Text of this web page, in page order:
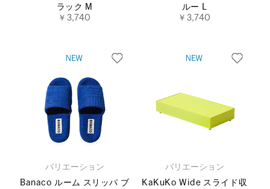
ラック M
￥3,740
ルー L
￥3,740
バリエーション
Banaco ルーム スリッパ ブ
バリエーション
KaKuKo Wide スライド収